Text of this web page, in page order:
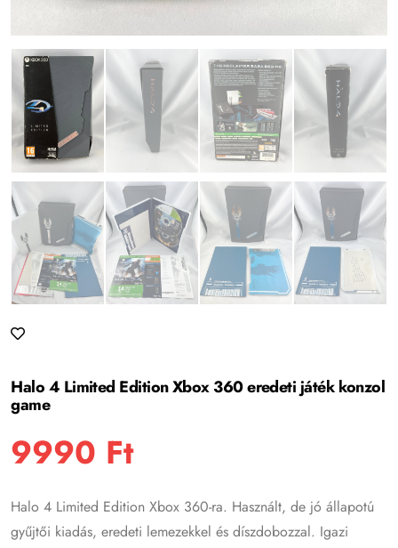
Halo 4 Limited Edition Xbox 360 eredeti játék konzol
game
9990 Ft
Halo 4 Limited Edition Xbox 360-ra. Használt, de jó állapotú
gyűjtői kiadás, eredeti lemezekkel és díszdobozzal. Igazi